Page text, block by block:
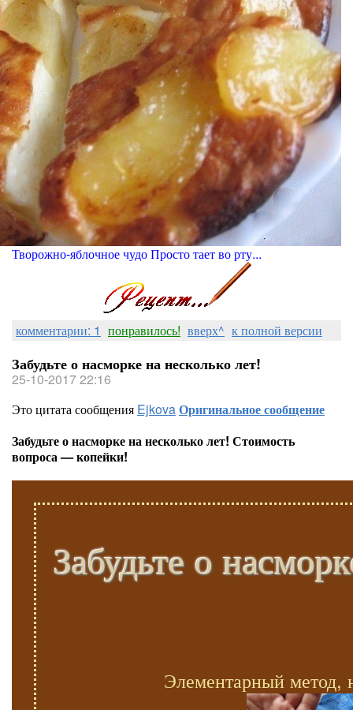
Творожно-яблочное чудо Просто тает во рту...
комментарии: 1 понравилось! вверх^ к полной версии
Забудьте о насморке на несколько лет!
25-10-2017 22:16
Это цитата сообщения EjkovaОригинальное сообщение
Забудьте о насморке на несколько лет! Стоимость
вопроса — копейки!
Забудьте о
Элементарный метод,